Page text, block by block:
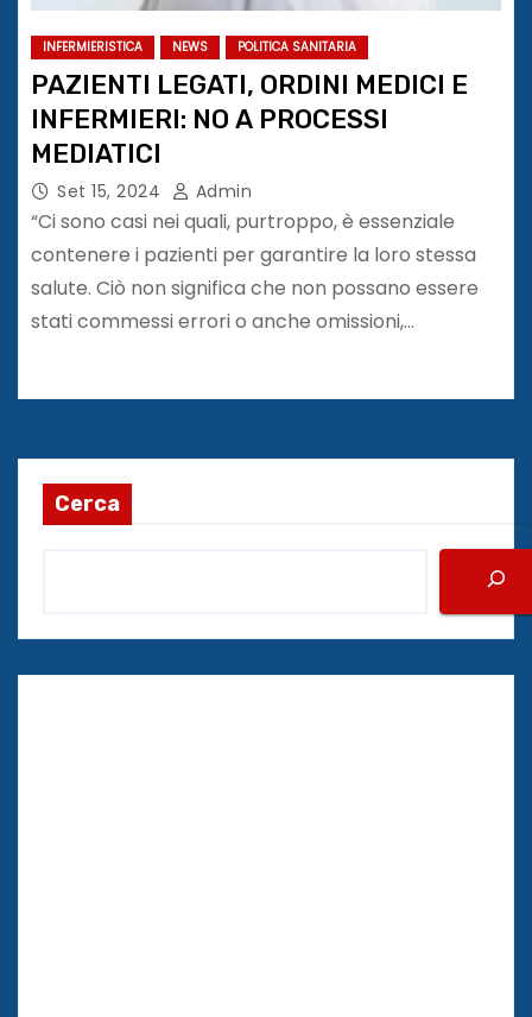
INFERMIERISTICA NEWS POLITICA SANITARIA
PAZIENTI LEGATI, ORDINI MEDICI E
INFERMIERI: NO A PROCESSI
MEDIATICI
Set 15, 2024 Admin
“Ci sono casi nei quali, purtroppo, è essenziale
contenere i pazienti per garantire la loro stessa
salute. Ciò non significa che non possano essere
stati commessi errori o anche omissioni,…
Cerca